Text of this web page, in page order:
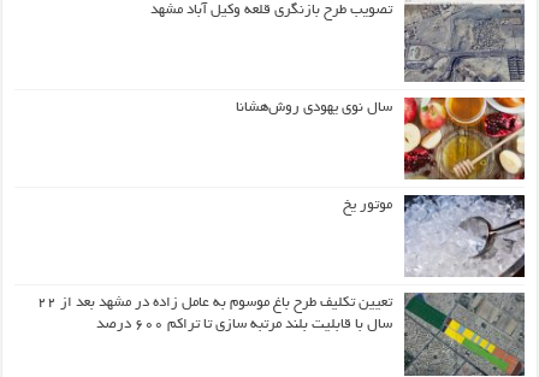
تصویب طرح بازنگری قلعه وکیل آباد مشهد
سال نوی یهودی روش‌هشانا
موتور یخ
تعیین تکلیف طرح باغ موسوم به عامل زاده در مشهد بعد از ۲۲
سال با قابلیت بلند مرتبه سازی تا تراکم ۶۰۰ درصد